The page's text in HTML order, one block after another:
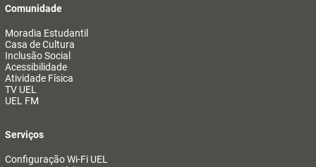
Comunidade
Moradia Estudantil
Casa de Cultura
Inclusão Social
Acessibilidade
Atividade Física
TV UEL
UEL FM
Serviços
Configuração Wi-Fi UEL